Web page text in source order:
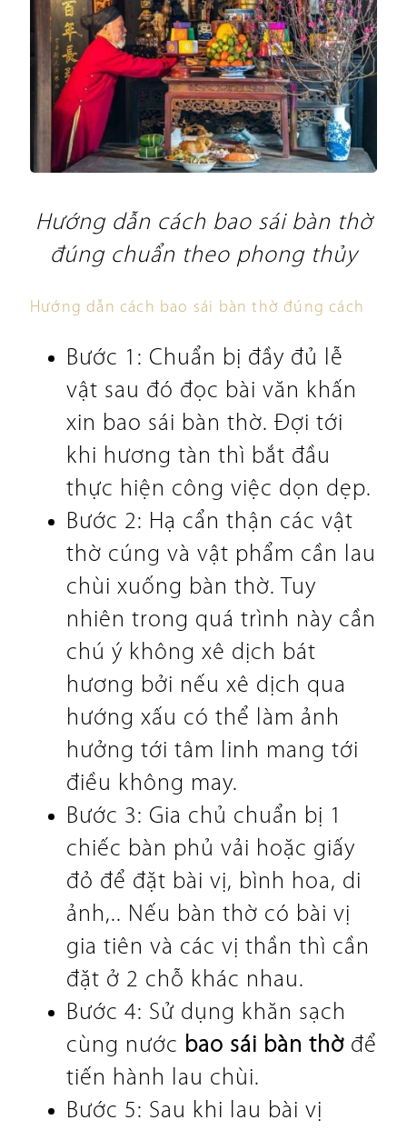
Hướng dẫn cách bao sái bàn thờ
đúng chuẩn theo phong thủy
Hướng dẫn cách bao sái bàn thờ đúng cách
Bước 1: Chuẩn bị đầy đủ lễ
vật sau đó đọc bài văn khấn
xin bao sái bàn thờ. Đợi tới
khi hương tàn thì bắt đầu
thực hiện công việc dọn dẹp.
Bước 2: Hạ cẩn thận các vật
thờ cúng và vật phẩm cần lau
chùi xuống bàn thờ. Tuy
nhiên trong quá trình này cần
chú ý không xê dịch bát
hương bởi nếu xê dịch qua
hướng xấu có thể làm ảnh
hưởng tới tâm linh mang tới
điều không may.
Bước 3: Gia chủ chuẩn bị 1
chiếc bàn phủ vải hoặc giấy
đỏ để đặt bài vị, bình hoa, di
ảnh,.. Nếu bàn thờ có bài vị
gia tiên và các vị thần thì cần
đặt ở 2 chỗ khác nhau.
Bước 4: Sử dụng khăn sạch
cùng nước bao sái bàn thờ để
tiến hành lau chùi.
Bước 5: Sau khi lau bài vị